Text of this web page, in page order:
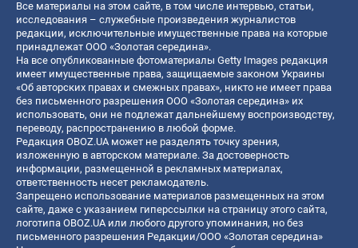
Все материалы на этом сайте, в том числе интервью, статьи,
исследования – служебные произведения журналистов
редакции, исключительные имущественные права на которые
принадлежат ООО «Золотая середина».
На все опубликованные фотоматериалы Getty Images редакция
имеет имущественные права, защищаемые законом Украины
«Об авторских правах и смежных правах», никто не имеет права
без письменного разрешения ООО «Золотая середина» их
использовать, они не подлежат дальнейшему воспроизводству,
переводу, распространению в любой форме.
Редакция OBOZ.UA может не разделять точку зрения,
изложенную в авторском материале. За достоверность
информации, размещенной в рекламных материалах,
ответственность несет рекламодатель.
Запрещено использование материалов размещенных на этом
сайте, даже с указанием гиперссылки на страницу этого сайта,
логотипа OBOZ.UA или любого другого упоминания, но без
письменного разрешения Редакции/ООО «Золотая середина»